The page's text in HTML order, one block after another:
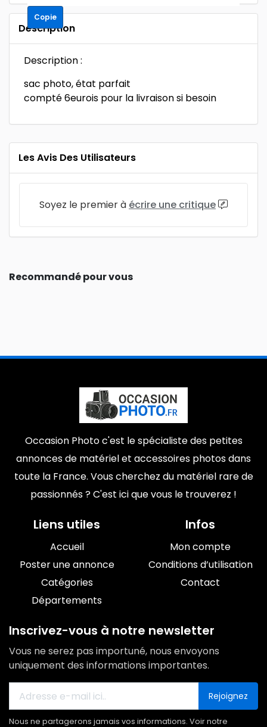
Copie
Description
Description :
sac photo, état parfait
compté 6eurois pour la livraison si besoin
Les Avis Des Utilisateurs
Soyez le premier à écrire une critique
Recommandé pour vous
Occasion Photo c'est le spécialiste des petites
annonces de matériel et accessoires photos dans
toute la France. Vous cherchez du matériel rare de
passionnés ? C'est ici que vous le trouverez !
Liens utiles
Accueil
Poster une annonce
Catégories
Départements
Infos
Mon compte
Conditions d’utilisation
Contact
Inscrivez-vous à notre newsletter
Vous ne serez pas importuné, nous envoyons
uniquement des informations importantes.
Rejoignez
Nous ne partagerons jamais vos informations. Voir notre